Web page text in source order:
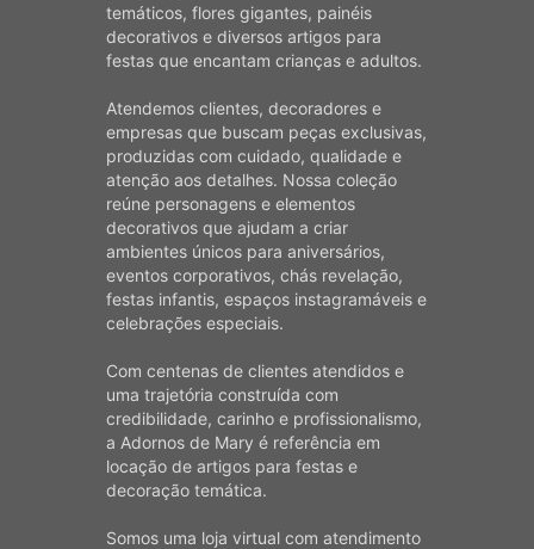
temáticos, flores gigantes, painéis
decorativos e diversos artigos para
festas que encantam crianças e adultos.
Atendemos clientes, decoradores e
empresas que buscam peças exclusivas,
produzidas com cuidado, qualidade e
atenção aos detalhes. Nossa coleção
reúne personagens e elementos
decorativos que ajudam a criar
ambientes únicos para aniversários,
eventos corporativos, chás revelação,
festas infantis, espaços instagramáveis e
celebrações especiais.
Com centenas de clientes atendidos e
uma trajetória construída com
credibilidade, carinho e profissionalismo,
a Adornos de Mary é referência em
locação de artigos para festas e
decoração temática.
Somos uma loja virtual com atendimento